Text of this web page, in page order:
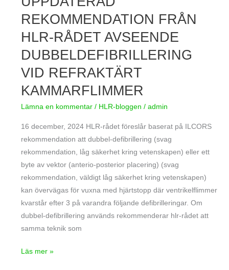
REKOMMENDATION FRÅN
HLR-RÅDET AVSEENDE
DUBBELDEFIBRILLERING
VID REFRAKTÄRT
KAMMARFLIMMER
Lämna en kommentar / HLR-bloggen / admin
16 december, 2024 HLR-rådet föreslår baserat på ILCORS
rekommendation att dubbel-defibrillering (svag
rekommendation, låg säkerhet kring vetenskapen) eller ett
byte av vektor (anterio-posterior placering) (svag
rekommendation, väldigt låg säkerhet kring vetenskapen)
kan övervägas för vuxna med hjärtstopp där ventrikelflimmer
kvarstår efter 3 på varandra följande defibrilleringar. Om
dubbel-defibrillering används rekommenderar hlr-rådet att
samma teknik som
FRÅN
HLR-
RÅDET
AVSEENDE
DUBBELDEFIBRILLERING
VID
Läs mer »